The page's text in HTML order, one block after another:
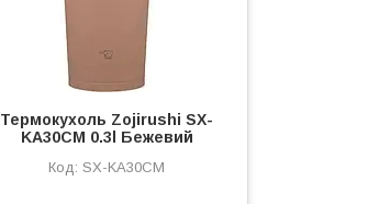
Термокухоль Zojirushi SX-
KA30CM 0.3l Бежевий
SX-KA30CM